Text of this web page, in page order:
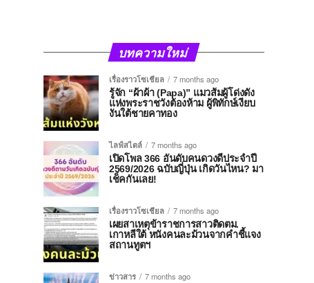
บทความใหม่
เรื่องราวโซเชียล
7 months ago
รู้จัก “ผ้าผ้า (Papa)” แมวส้มผู้โด่งดัง
แห่งพระราชวังต้องห้าม ผู้พิทักษ์เงียบ
งันใต้ชายคาทอง
ไลฟ์สไตล์
7 months ago
เปิดโพล 366 อันดับคนดวงดีประจำปี
2569/2026 ฉบับญี่ปุ่น เกิดวันไหน? มา
เช็คกันเลย!
เรื่องราวโซเชียล
7 months ago
เผยสาเหตุข้าราชการสาวติดตม.
เกาหลีใต้ หนังคนละม้วนจากคำชี้แจง
สถานทูตฯ
ข่าวสาร
7 months ago